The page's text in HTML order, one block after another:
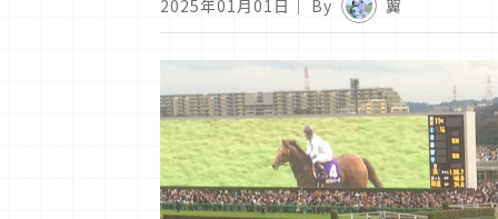
2025年01月01日 ｜ By 翼